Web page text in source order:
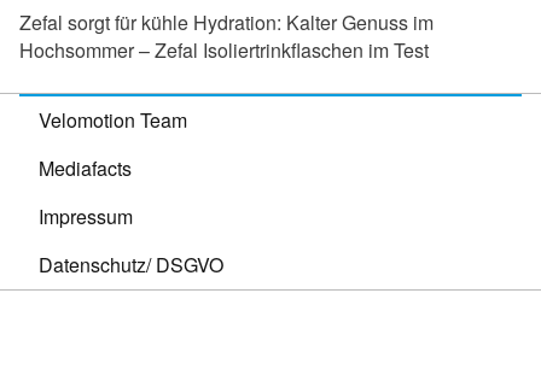
Zefal sorgt für kühle Hydration: Kalter Genuss im
Hochsommer – Zefal Isoliertrinkflaschen im Test
Velomotion Team
Mediafacts
Impressum
Datenschutz/ DSGVO